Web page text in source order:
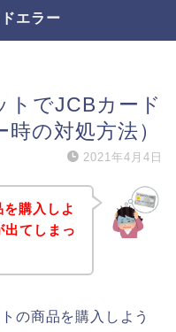
エラー
トでJCBカード
の対処方法）
2021年4月4日
購入しよ
てしまっ
の商品を購入しよう